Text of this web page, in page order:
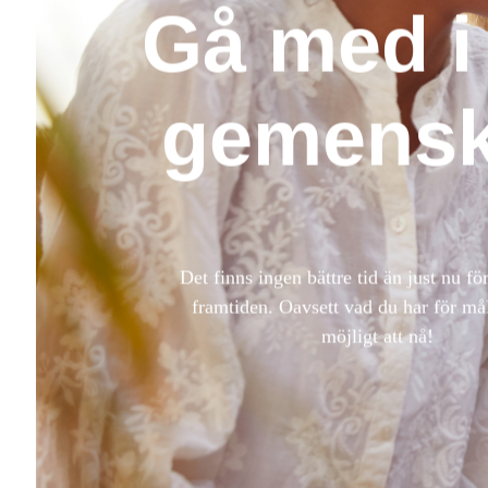
Gå med
Det finns ingen bättre tid än just nu
framtiden. Oavsett vad du har för
möjligt att nå!